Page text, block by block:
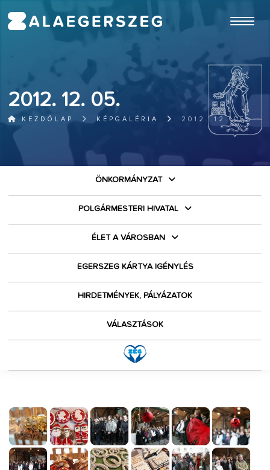
2012. 12. 05.
KEZDŐLAP KÉPGALÉRIA 2012. 12. 05.
ÖNKORMÁNYZAT
POLGÁRMESTERI HIVATAL
ÉLET A VÁROSBAN
EGERSZEG KÁRTYA IGÉNYLÉS
HIRDETMÉNYEK, PÁLYÁZATOK
VÁLASZTÁSOK